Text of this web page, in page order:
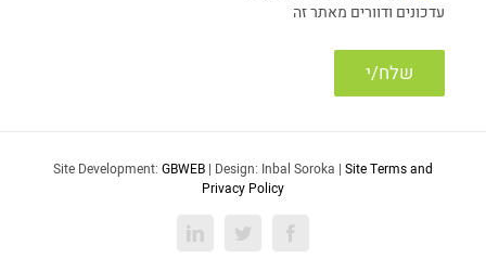
עדכונים ודוורים מאתר זה
Site Development: GBWEB | Design: Inbal Soroka | Site Terms and
Privacy Policy
Facebook
Twitter
LinkedIn